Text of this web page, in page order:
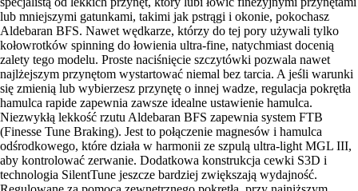
lub mniejszymi gatunkami, takimi jak pstrągi i okonie, pokochasz
Aldebaran BFS. Nawet wędkarze, którzy do tej pory używali tylko
kołowrotków spinning do łowienia ultra-fine, natychmiast docenią
zalety tego modelu. Proste naciśnięcie szczytówki pozwala nawet
najlżejszym przynętom wystartować niemal bez tarcia. A jeśli warunki
się zmienią lub wybierzesz przynętę o innej wadze, regulacja pokrętła
hamulca rapide zapewnia zawsze idealne ustawienie hamulca.
Niezwykłą lekkość rzutu Aldebaran BFS zapewnia system FTB
(Finesse Tune Braking). Jest to połączenie magnesów i hamulca
odśrodkowego, które działa w harmonii ze szpulą ultra-light MGL III,
aby kontrolować zerwanie. Dodatkowa konstrukcja cewki S3D i
technologia SilentTune jeszcze bardziej zwiększają wydajność.